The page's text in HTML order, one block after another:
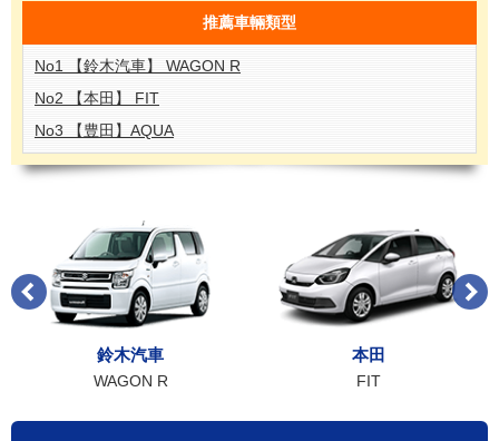
推薦車輛類型
No1 【鈴木汽車】 WAGON R
No2 【本田】 FIT
No3 【豊田】AQUA
鈴木汽車
WAGON R
本田
FIT